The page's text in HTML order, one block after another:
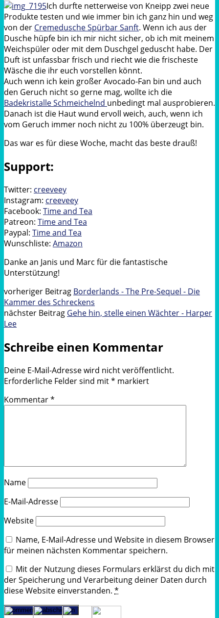
Ich durfte netterweise von Kneipp zwei neue
Produkte testen und wie immer bin ich ganz hin und weg
von der Cremedusche Spürbar Sanft. Wenn ich aus der
Dusche hüpfe bin ich mir nicht sicher, ob ich mit meinem
Weichspüler oder mit dem Duschgel geduscht habe. Der
Duft ist unfassbar frisch und riecht wie die frischeste
Wäsche die ihr euch vorstellen könnt.
Auch wenn ich kein großer Avocado-Fan bin und auch
den Geruch nicht so gerne mag, wollte ich die
Badekristalle Schmeichelnd unbedingt mal ausprobieren.
Danach ist die Haut wund ervoll weich, auch, wenn ich
vom Geruch immer noch nicht zu 100% überzeugt bin.
Das war es für diese Woche, macht das beste drauß!
Support:
Twitter: creeveey
Instagram: creeveey
Facebook: Time and Tea
Patreon: Time and Tea
Paypal: Time and Tea
Wunschliste: Amazon
Danke an Janis und Marc für die fantastische
Unterstützung!
vorheriger Beitrag Borderlands - The Pre-Sequel - Die
Kammer des Schreckens
nächster Beitrag Gehe hin, stelle einen Wächter - Harper
Lee
Schreibe einen Kommentar
Deine E-Mail-Adresse wird nicht veröffentlicht.
Erforderliche Felder sind mit* markiert
Kommentar*
Name
E-Mail-Adresse
Website
Name, E-Mail-Adresse und Website in diesem Browser
für meinen nächsten Kommentar speichern.
Mit der Nutzung dieses Formulars erklärst du dich mit
der Speicherung und Verarbeitung deiner Daten durch
diese Website einverstanden. *